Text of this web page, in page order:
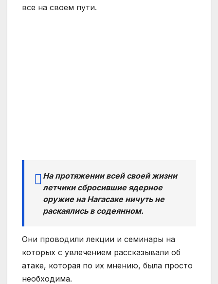
все на своем пути.
На протяжении всей своей жизни
летчики сбросившие ядерное
оружие на Нагасаке ничуть не
раскаялись в содеянном.
Они проводили лекции и семинары на
которых с увлечением рассказывали об
атаке, которая по их мнению, была просто
необходима.